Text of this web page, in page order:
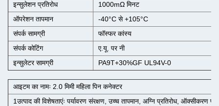
इन्सुलेशन प्रतिरोध
1000mΩ मिनट
ऑपरेशन तापमान
-40°C से +105°C
संपर्क सामग्री
फॉस्फर कांस्य
संपर्क कोटिंग
ए.यू. पर नी
इन्सुलेटर सामग्री
PA9T+30%GF UL94V-0
आइटम का नामः 2.0 मिमी महिला पिन कनेक्टर
1उत्पाद की विशेषताएंः पर्यावरण संरक्षण, उच्च तापमान, अग्नि प्रतिरोध, ऑक्सीकरण